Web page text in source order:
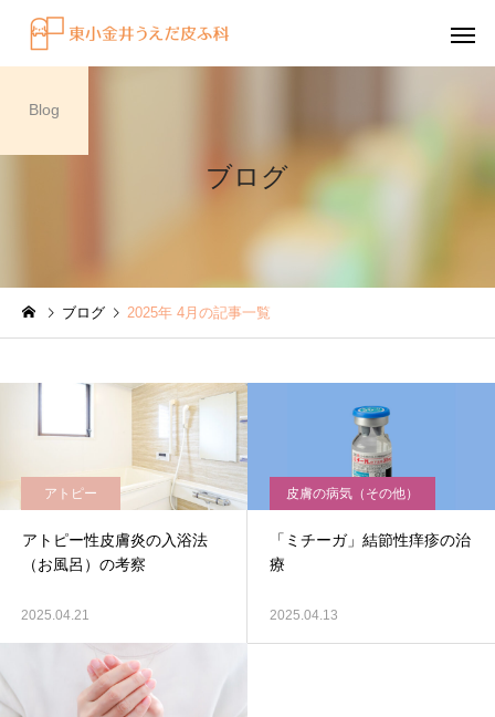
水虫（足白癬）を放置する
円形脱毛症になぜ「光
療法）の効果について
ブログ
Blog
ブログ 2025年 4月の記事一覧
アトピー
アトピー性皮膚炎の入浴法
（お風呂）の考察
2025.04.21
皮膚の病気（その他）
「ミチーガ」結節性痒疹の治
療
2025.04.13